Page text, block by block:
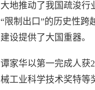
大地推动了我国疏浚行
“限制出口”的历史性跨
建设提供了大国重器。
谭家华以第一完成人获
械工业科学技术奖特等